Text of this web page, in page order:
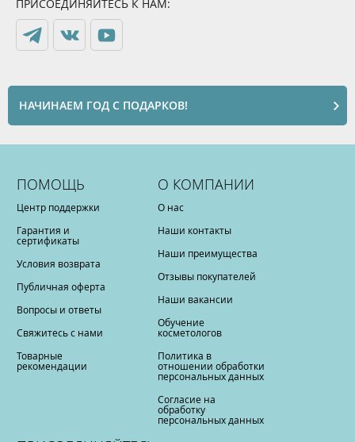
ПРИСОЕДИНЯЙТЕСЬ К НАМ:
НАЧИНАЕМ ГОД С ПОДАРКОВ!
ПОМОЩЬ
Центр поддержки
Гарантия и
сертификаты
Условия возврата
Публичная оферта
Вопросы и ответы
Свяжитесь с нами
Товарные
рекомендации
О КОМПАНИИ
О нас
Наши контакты
Наши преимущества
Отзывы покупателей
Наши вакансии
Обучение
косметологов
Политика в
отношении обработки
персональных данных
Согласие на
обработку
персональных данных